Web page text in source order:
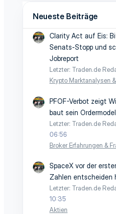
Neueste Beiträge
Clarity Act auf Eis:
Senats-Stopp und
Jobreport
Letzter: Traden.de
Krypto Marktanalysen
PFOF-Verbot zeigt
baut sein
Letzter: Traden.de
06:56
Broker Erfahrungen &
SpaceX vor der
Zahlen entscheiden
Letzter: Traden.de
10:35
Aktien